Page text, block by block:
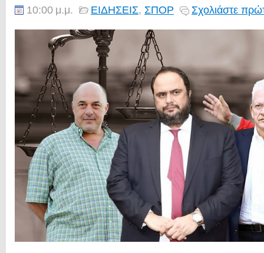
10:00 μ.μ. ΕΙΔΗΣΕΙΣ, ΣΠΟΡ Σχολιάστε